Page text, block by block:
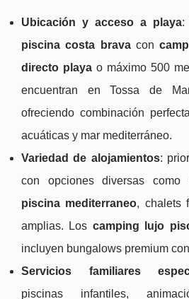
Ubicación y acceso a playa:
piscina costa bravacon
directo playao máximo 500
encuentran en Tossa de
ofreciendo combinación
acuáticas y mar mediterráneo.
Variedad de alojamientos:
con opciones diversas como
piscina mediterraneo, chalets
amplias. Los camping lujo
incluyen bungalows premium
Servicios familiares
piscinas infantiles,